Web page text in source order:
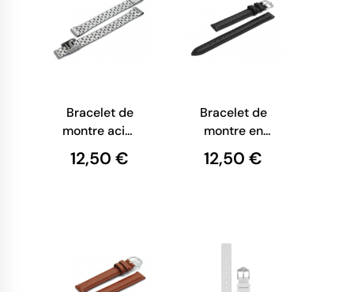
Bracelet de
montre acier
poli boucle
coulissante
12,50 €
Bracelet de
montre en
cuir noir
lisse mat XL
12,50 €